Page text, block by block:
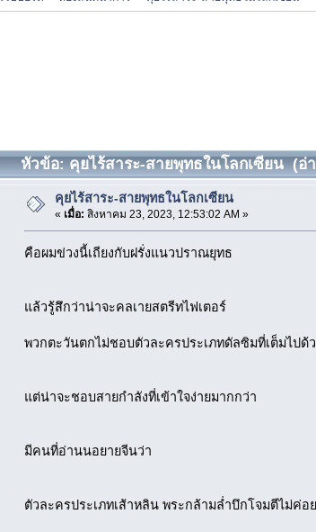
หัวข้อ: คุยไร้สาระ-สายพุทธในโลกเซียน (อ่า
คุยไร้สาระ-สายพุทธในโลกเซียน
« เมื่อ: สิงหาคม 23, 2023, 12:53:02 AM »
คือผมข่วงนี้เถียงกับฝรั่งแนวปราณยุทธ
แล้วรู้สึกว่าน่าจะคลเายสตรีทไฟเตอร์
พวกตะวันตกไม่ชอบตัวละครประเภทดัลซิมที่เต็มไปด้
แต่น่าจะชอบสายกำลังที่เข้าใจง่ายมากกว่า
มีคนที่อ่านนอยายจีนว่า
ตัวละครประเภทเส้าหลิน พระกล้ามล่ำบึกโจมตีไม่ค่อ